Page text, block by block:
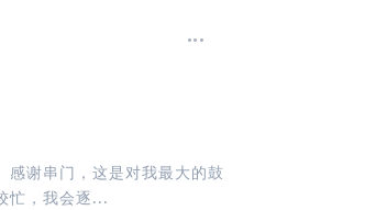
感谢串门，这是对我最大的鼓
忙，我会逐...